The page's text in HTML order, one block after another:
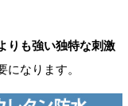
りも強い独特な刺激
なります。